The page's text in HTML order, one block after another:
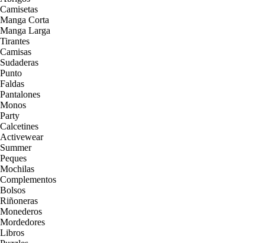
Camisetas
Manga Corta
Manga Larga
Tirantes
Camisas
Sudaderas
Punto
Faldas
Pantalones
Monos
Party
Calcetines
Activewear
Summer
Peques
Mochilas
Complementos
Bolsos
Riñoneras
Monederos
Mordedores
Libros